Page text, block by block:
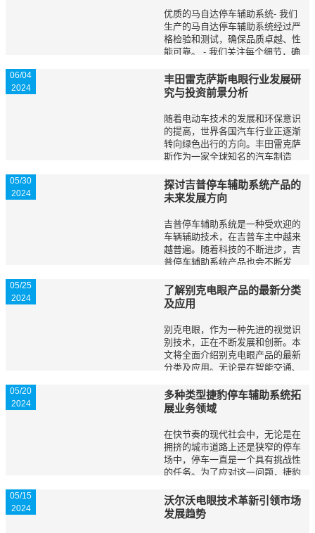
优质的马自达停车辅助系统- 我们
生产的马自达停车辅助系统经过严
格检验和测试，确保品质卓越、性
能可靠。 - 我们关注每个细节，确
先进的技术和材料，提供出色的产
品。- 马自达停车辅助系统提供...
06/04
2024
丰田雷克萨斯电眼行业发展研
究与投资前景分析
随着电动车技术的发展和环保意识
的提高，世界各国汽车行业正逐渐
转向绿色出行的方向。丰田雷克萨
斯作为一家全球知名的汽车制造
的发展。本文将就丰田雷克萨斯电
眼行业的发展和投资前景进行研究
05/30
2024
探讨吉普停车辅助系统产品的
未来发展方向
吉普停车辅助系统是一种受欢迎的
车辆辅助技术，在吉普车主中越来
越普遍。随着科技的不断进步，吉
普停车辅助系统产品也会不断发
产品的未来发展方向，涵盖了各个
方面的技术创新和功能改进。变速
05/25
2024
了解别克电眼产品的最新分类
及应用
别克电眼，作为一种先进的视觉识
别技术，正在不断发展和创新。本
文将全面介绍别克电眼产品的最新
分类及应用。无论是在智能交通、
全领域，别克电眼凭借其卓越的性
能、高度的精确度和可靠性，正成
05/20
2024
多种类型捷豹停车辅助系统拓
展业务领域
在快节奏的现代社会中，无论是在
拥挤的城市道路上还是狭窄的停车
场中，停车一直是一个具有挑战性
的任务。为了应对这一问题，捷豹
统，以提供更加便捷和安全的停车
体验。这些系统通过结合先进的技
05/15
2024
沃尔沃电眼技术革新引领市场
发展趋势